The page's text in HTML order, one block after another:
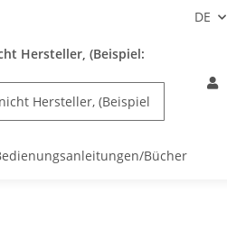
DE
Hersteller, (Beispiel:
Bücher